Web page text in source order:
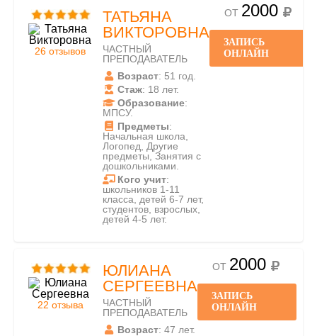
26 отзывов
ТАТЬЯНА
ВИКТОРОВНА
ЧАСТНЫЙ
ПРЕПОДАВАТЕЛЬ
Возраст: 51 год.
Стаж: 18 лет.
Образование:
МПСУ.
Предметы:
Начальная школа,
Логопед, Другие
предметы, Занятия с
дошкольниками.
Кого учит:
школьников 1-11
класса, детей 6-7 лет,
студентов, взрослых,
детей 4-5 лет.
ОТ 2000
ЗАПИСЬ
ОНЛАЙН
22 отзыва
ЮЛИАНА
СЕРГЕЕВНА
ЧАСТНЫЙ
ПРЕПОДАВАТЕЛЬ
Возраст: 47 лет.
ОТ 2000
ЗАПИСЬ
ОНЛАЙН